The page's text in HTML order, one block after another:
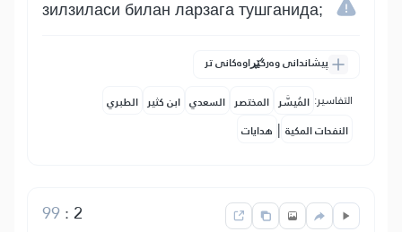
зилзиласи билан ларзага тушганида;
پیشاندانی وەرگێڕاوەکانی تر
التفاسير: المُيسَّر المختصر السعدي ابن كثير الطبري
النفحات المكية | هدايات
2
:
99